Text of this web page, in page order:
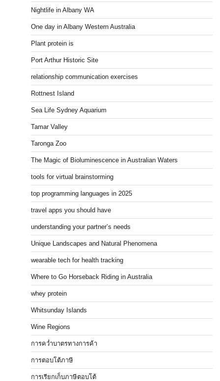
Nightlife in Albany WA
One day in Albany Western Australia
Plant protein is
Port Arthur Historic Site
relationship communication exercises
Rottnest Island
Sea Life Sydney Aquarium
Tamar Valley
Taronga Zoo
The Magic of Bioluminescence in Australian Waters
tools for virtual brainstorming
top programming languages in 2025
travel apps you should have
understanding your partner’s needs
Unique Landscapes and Natural Phenomena
wearable tech for health tracking
Where to Go Horseback Riding in Australia
whey protein
Whitsunday Islands
Wine Regions
การคว่ำบาตรทางการค้า
การตอบโต้ภาษี
การเรียกเก็บภาษีตอบโต้